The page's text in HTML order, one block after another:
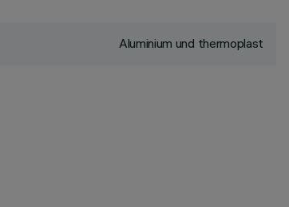
Aluminium und thermoplast